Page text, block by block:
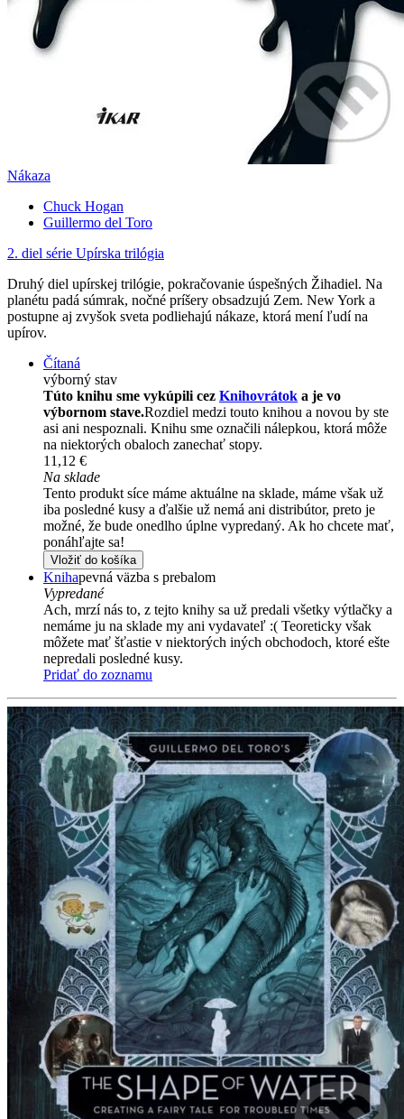
Nákaza
Chuck Hogan
Guillermo del Toro
2. diel série Upírska trilógia
Druhý diel upírskej trilógie, pokračovanie úspešných Žihadiel. Na
planétu padá súmrak, nočné príšery obsadzujú Zem. New York a
postupne aj zvyšok sveta podliehajú nákaze, ktorá mení ľudí na
upírov.
Čítaná
výborný stav
Túto knihu sme vykúpili cez Knihovrátok a je vo
výbornom stave.Rozdiel medzi touto knihou a novou by ste
asi ani nespoznali. Knihu sme označili nálepkou, ktorá môže
na niektorých obaloch zanechať stopy.
11,12 €
Na sklade
Tento produkt síce máme aktuálne na sklade, máme však už
iba posledné kusy a ďalšie už nemá ani distribútor, preto je
možné, že bude onedlho úplne vypredaný. Ak ho chcete mať,
ponáhľajte sa!
Vložiť do košíka
Knihapevná väzba s prebalom
Vypredané
Ach, mrzí nás to, z tejto knihy sa už predali všetky výtlačky a
nemáme ju na sklade my ani vydavateľ :( Teoreticky však
môžete mať šťastie v niektorých iných obchodoch, ktoré ešte
nepredali posledné kusy.
Pridať do zoznamu